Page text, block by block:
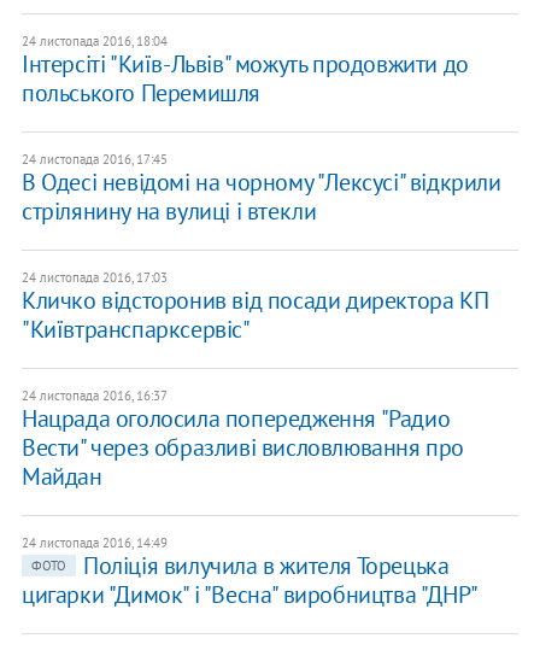
24 листопада 2016, 18:04
Інтерсіті "Київ-Львів" можуть продовжити до
польського Перемишля
24 листопада 2016, 17:45
В Одесі невідомі на чорному "Лексусі" відкрили
стрілянину на вулиці і втекли
24 листопада 2016, 17:03
Кличко відсторонив від посади директора КП
"Київтранспарксервіс"
24 листопада 2016, 16:37
Нацрада оголосила попередження "Радио
Вести" через образливі висловлювання про
Майдан
24 листопада 2016, 14:49
ФОТО
Поліція вилучила в жителя Торецька
цигарки "Димок" і "Весна" виробництва "ДНР"